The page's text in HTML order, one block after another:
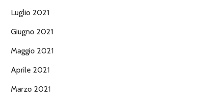
Luglio 2021
Giugno 2021
Maggio 2021
Aprile 2021
Marzo 2021